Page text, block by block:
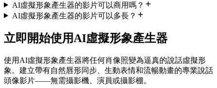
AI虛擬形象產生器的影片可以商用嗎？
AI虛擬形象產生器的影片可以多長？
立即開始使用AI虛擬形象產生器
使用AI虛擬形象產生器將任何肖像照變為逼真的說話虛擬形
象。建立帶有自然唇形同步、生動表情和流暢動畫的專業說話
頭像影片——無需攝影機、演員或攝影棚。